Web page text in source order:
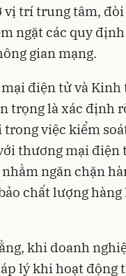
vị trí trung tâm,
ngặt các quy
gian mạng.
điện tử và Kinh
trọng là xác định
việc kiểm
thương mại điện
ngăn chặn
chất lượng
khi doanh
lý khi hoạt động